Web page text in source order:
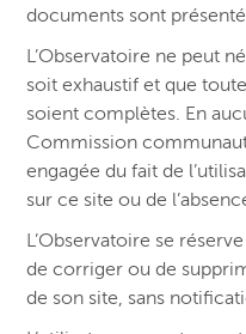
documents sont
L’Observatoire ne peut
soit exhaustif et que
soient complètes. En
Commission
engagée du fait de
sur ce site ou de
L’Observatoire se
de corriger ou de
de son site, sans